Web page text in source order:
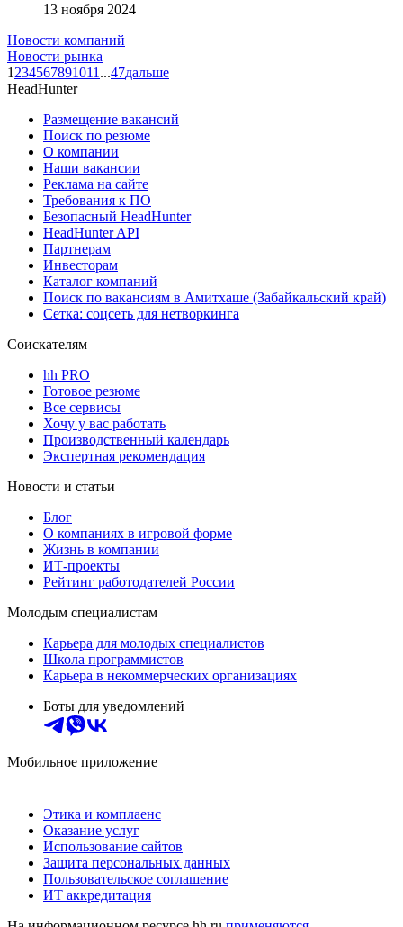
13 ноября 2024
Новости компаний
Новости рынка
1 234567891011 ...47дальше
HeadHunter
Размещение вакансий
Поиск по резюме
О компании
Наши вакансии
Реклама на сайте
Требования к ПО
Безопасный HeadHunter
HeadHunter API
Партнерам
Инвесторам
Каталог компаний
Поиск по вакансиям в Амитхаше (Забайкальский край)
Сетка: соцсеть для нетворкинга
Соискателям
hh PRO
Готовое резюме
Все сервисы
Хочу у вас работать
Производственный календарь
Экспертная рекомендация
Новости и статьи
Блог
О компаниях в игровой форме
Жизнь в компании
ИТ-проекты
Рейтинг работодателей России
Молодым специалистам
Карьера для молодых специалистов
Школа программистов
Карьера в некоммерческих организациях
Боты для уведомлений
Мобильное приложение
Этика и комплаенс
Оказание услуг
Использование сайтов
Защита персональных данных
Пользовательское соглашение
ИТ аккредитация